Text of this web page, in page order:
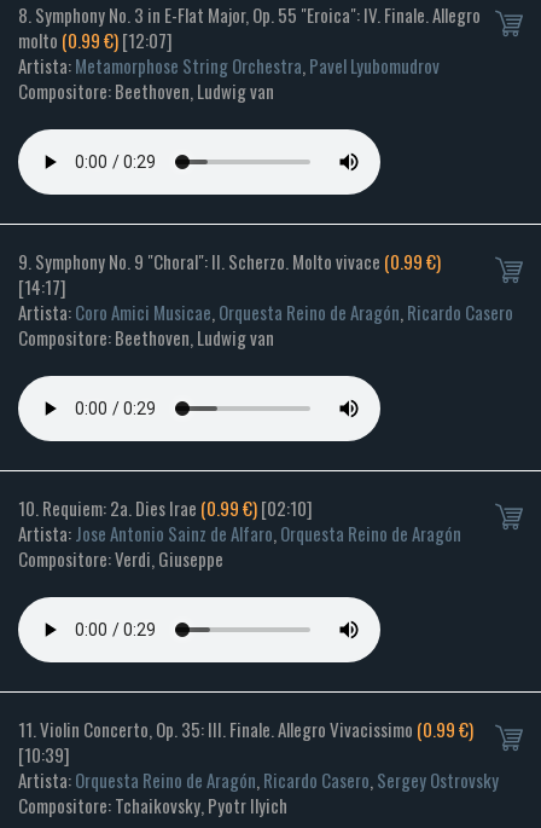
8. Symphony No. 3 in E-Flat Major, Op. 55 "Eroica": IV. Finale. Allegro
molto (0.99 €)[12:07]
Artista:Metamorphose String Orchestra,Pavel Lyubomudrov
Compositore: Beethoven, Ludwig van
9. Symphony No. 9 "Choral": II. Scherzo. Molto vivace (0.99 €)
[14:17]
Artista:Coro Amici Musicae,Orquesta Reino de Aragón,Ricardo Casero
Compositore: Beethoven, Ludwig van
10. Requiem: 2a. Dies Irae (0.99 €)[02:10]
Artista:Jose Antonio Sainz de Alfaro,Orquesta Reino de Aragón
Compositore: Verdi, Giuseppe
11. Violin Concerto, Op. 35: III. Finale. Allegro Vivacissimo (0.99 €)
[10:39]
Artista:Orquesta Reino de Aragón,Ricardo Casero,Sergey Ostrovsky
Compositore: Tchaikovsky, Pyotr Ilyich